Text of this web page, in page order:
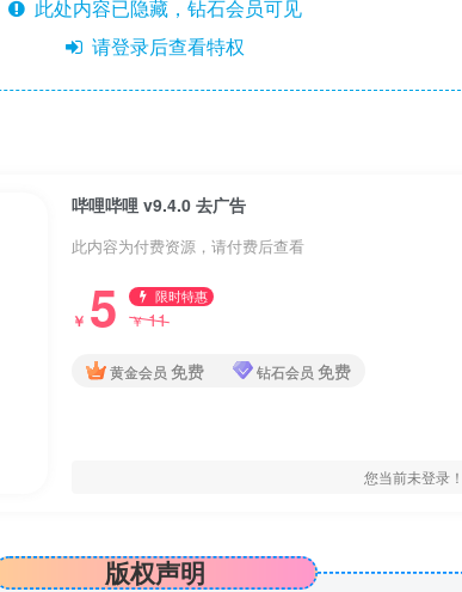
此处内容已隐藏，钻石会员可见
请登录后查看特权
哔哩哔哩 v9.4.0 去广告
此内容为付费资源，请付费后查看
￥ 5 限时特惠
￥11
黄金会员 免费 钻石会员 免费
您当前未登录
版权声明